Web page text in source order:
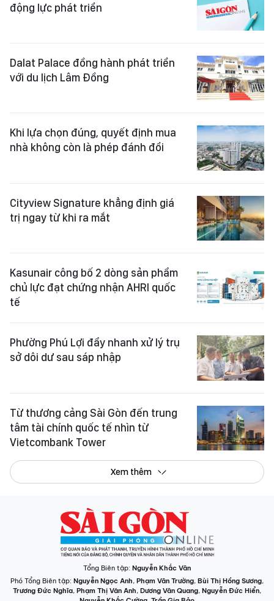
động lực phát triển
Dalat Palace đồng hành phát triển
với du lịch Lâm Đồng
Khi lựa chọn đúng, quyết định mua
nhà không còn là phép đánh đổi
Cityview Signature khẳng định giá
trị ngay từ khi ra mắt
Kasunair công bố 2 dòng sản phẩm
chủ lực đạt chứng nhận AHRI quốc
tế
Phường Phú Lợi đẩy nhanh xử lý trụ
sở dôi dư sau sáp nhập
Từ thương cảng Sài Gòn đến trung
tâm tài chính quốc tế nhìn từ
Vietcombank Tower
Xem thêm
Tổng Biên tập: Nguyễn Khắc Văn
Phó Tổng Biên tập: Nguyễn Ngọc Anh, Phạm Văn Trường, Bùi Thị Hồng Sương,
Trương Đức Nghĩa, Phạm Thị Vân Anh, Dương Văn Quang, Nguyễn Đức Hiển,